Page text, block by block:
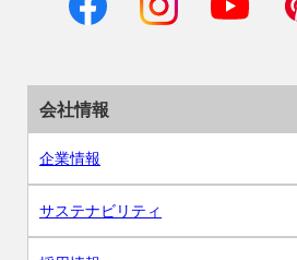
会社情報
企業情報
サステナビリティ